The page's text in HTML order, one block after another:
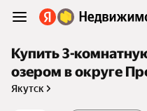
Купить 3-
озером в округе
Якутск